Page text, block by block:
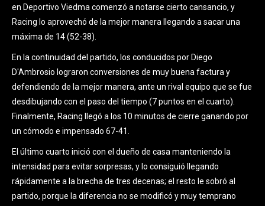
en Deportivo Viedma comenzó a notarse cierto cansancio, y
Racing lo aprovechó de la mejor manera llegando a sacar una
máxima de 14 (52-38).
En la continuidad del partido, los conducidos por Diego
D'Ambrosio lograron conversiones de muy buena factura y
defendiendo de la mejor manera, ante un rival equipo que se fue
desdibujando con el paso del tiempo (7 puntos en el cuarto).
Finalmente, Racing llegó a los 10 minutos de cierre ganando por
un cómodo e impensado 67-41.
El último cuarto inició con el dueño de casa manteniendo la
intensidad para evitar sorpresas, y lo consiguió llegando
rápidamente a la brecha de tres decenas; el resto le sobró al
partido, porque la diferencia no se modificó y muy temprano